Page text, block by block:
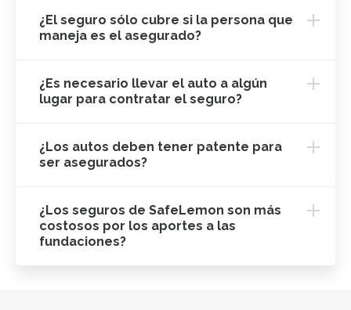
¿El seguro sólo cubre si la persona que
maneja es el asegurado?
¿Es necesario llevar el auto a algún
lugar para contratar el seguro?
¿Los autos deben tener patente para
ser asegurados?
¿Los seguros de SafeLemon son más
costosos por los aportes a las
fundaciones?